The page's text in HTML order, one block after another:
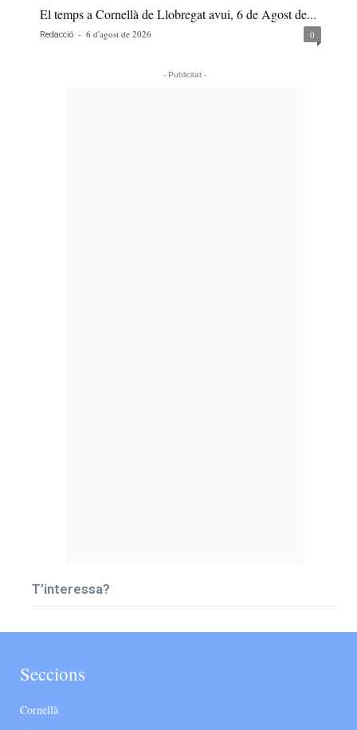
El temps a Cornellà de Llobregat avui, 6 de Agost de...
Redacció - 6 d'agost de 2026 0
- Publicitat -
T’interessa?
Seccions
Cornellà